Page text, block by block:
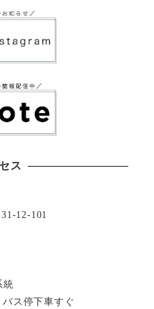
ス
12-101
統
バス停下車すぐ